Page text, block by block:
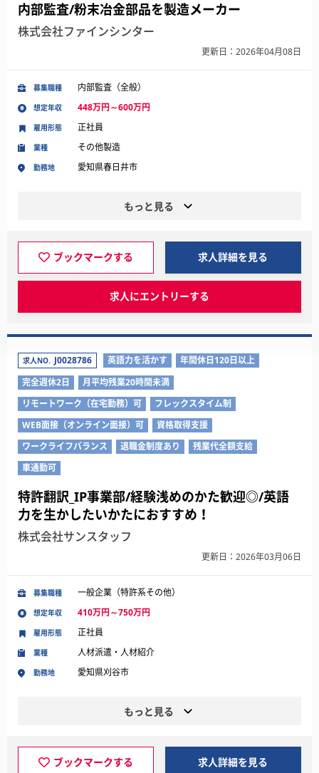
内部監査/粉末冶金部品を製造メーカー
株式会社ファインシンター
更新日：2026年04月08日
募集職種 内部監査（全般）
想定年収 448万円～600万円
業種 その他製造
勤務地 愛知県春日井市
雇用形態 正社員
もっと見る
ブックマークする 求人詳細を見る
求人にエントリーする
求人NO. J0028786 英語力を活かす
年間休日120日以上
完全週休2日
月平均残業20時間未満
リモートワーク（在宅勤務）可
フレックスタイム制
WEB面接（オンライン面接）可
資格取得支援
ワークライフバランス
退職金制度あり
残業代全額支給
車通勤可
特許翻訳_IP事業部/経験浅めのかた歓迎◎/英語
力を生かしたいかたにおすすめ！
株式会社サンスタッフ
更新日：2026年03月06日
募集職種 一般企業（特許系その他）
想定年収 410万円～750万円
業種 人材派遣・人材紹介
勤務地 愛知県刈谷市
雇用形態 正社員
もっと見る
ブックマークする 求人詳細を見る